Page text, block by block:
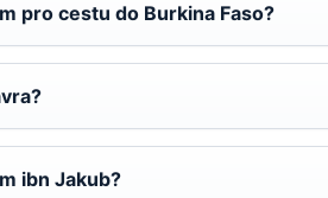
pro cestu do Burkina Faso?
ibn Jakub?